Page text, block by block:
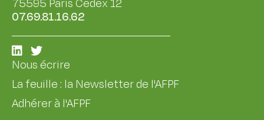
75595 Paris Cedex 12
07.69.81.16.62
Nous écrire
La feuille : la Newsletter de l'AFPF
Adhérer à l'AFPF